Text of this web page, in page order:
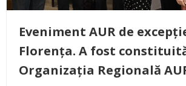
Eveniment AUR de
Florența. A fost
Organizația Regională